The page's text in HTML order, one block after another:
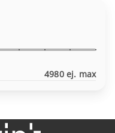
4980 ej. max